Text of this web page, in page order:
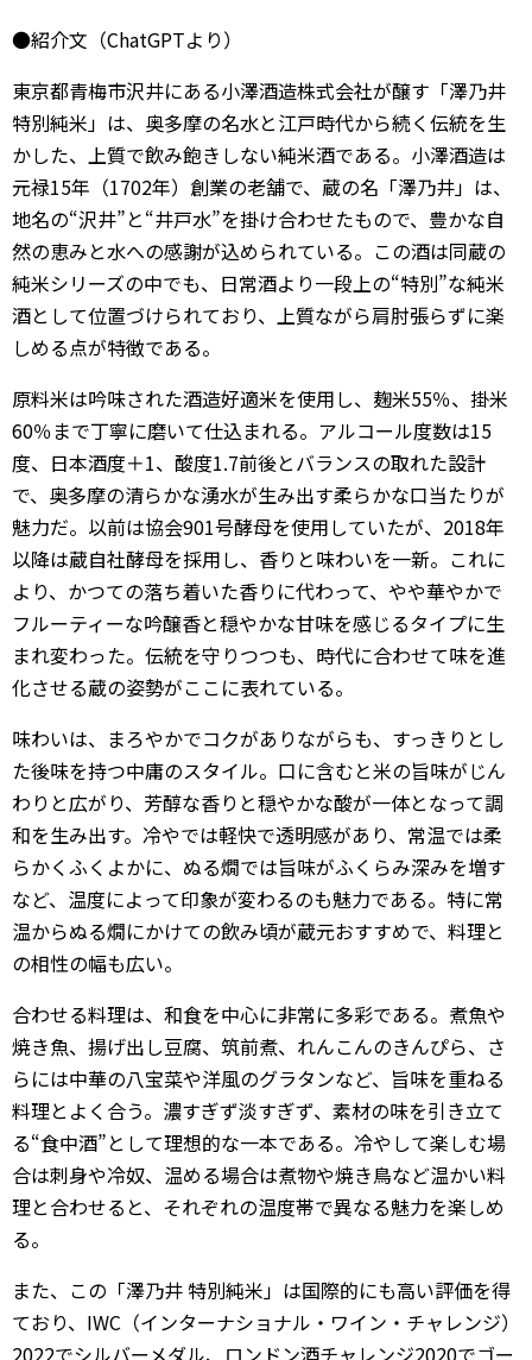
●紹介文（ChatGPTより）
東京都青梅市沢井にある小澤酒造株式会社が醸す「澤乃井
特別純米」は、奥多摩の名水と江戸時代から続く伝統を生
かした、上質で飲み飽きしない純米酒である。小澤酒造は
元禄15年（1702年）創業の老舗で、蔵の名「澤乃井」は、
地名の“沢井”と“井戸水”を掛け合わせたもので、豊かな自
然の恵みと水への感謝が込められている。この酒は同蔵の
純米シリーズの中でも、日常酒より一段上の“特別”な純米
酒として位置づけられており、上質ながら肩肘張らずに楽
しめる点が特徴である。
原料米は吟味された酒造好適米を使用し、麹米55％、掛米
60％まで丁寧に磨いて仕込まれる。アルコール度数は15
度、日本酒度＋1、酸度1.7前後とバランスの取れた設計
で、奥多摩の清らかな湧水が生み出す柔らかな口当たりが
魅力だ。以前は協会901号酵母を使用していたが、2018年
以降は蔵自社酵母を採用し、香りと味わいを一新。これに
より、かつての落ち着いた香りに代わって、やや華やかで
フルーティーな吟醸香と穏やかな甘味を感じるタイプに生
まれ変わった。伝統を守りつつも、時代に合わせて味を進
化させる蔵の姿勢がここに表れている。
味わいは、まろやかでコクがありながらも、すっきりとし
た後味を持つ中庸のスタイル。口に含むと米の旨味がじん
わりと広がり、芳醇な香りと穏やかな酸が一体となって調
和を生み出す。冷やでは軽快で透明感があり、常温では柔
らかくふくよかに、ぬる燗では旨味がふくらみ深みを増す
など、温度によって印象が変わるのも魅力である。特に常
温からぬる燗にかけての飲み頃が蔵元おすすめで、料理と
の相性の幅も広い。
合わせる料理は、和食を中心に非常に多彩である。煮魚や
焼き魚、揚げ出し豆腐、筑前煮、れんこんのきんぴら、さ
らには中華の八宝菜や洋風のグラタンなど、旨味を重ねる
料理とよく合う。濃すぎず淡すぎず、素材の味を引き立て
る“食中酒”として理想的な一本である。冷やして楽しむ場
合は刺身や冷奴、温める場合は煮物や焼き鳥など温かい料
理と合わせると、それぞれの温度帯で異なる魅力を楽しめ
る。
また、この「澤乃井 特別純米」は国際的にも高い評価を得
ており、IWC（インターナショナル・ワイン・チャレンジ）
2022でシルバーメダル、ロンドン酒チャレンジ2020でゴー